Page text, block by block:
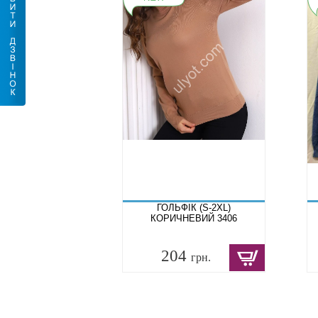
ГОЛЬФІК (S-2XL)
КОРИЧНЕВИЙ 3406
204 грн.